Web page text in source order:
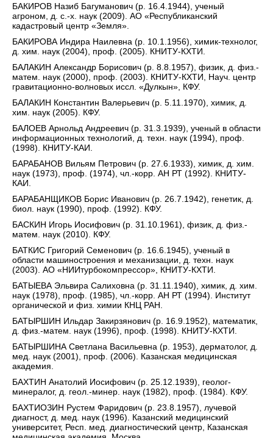
БАКИРОВ Назиб Багуманович (р. 16.4.1944), ученый
агроном, д. с.-х. наук (2009). АО «Республиканский
кадастровый центр «Земля».
БАКИРОВА Индира Наилевна (р. 10.1.1956), химик-технолог,
д. хим. наук (2004), проф. (2005). КНИТУ-КХТИ.
БАЛАКИН Александр Борисович (р. 8.8.1957), физик, д. физ.-
матем. наук (2000), проф. (2003). КНИТУ-КХТИ, Науч. центр
гравитационно-волновых иссл. «Дулкын», КФУ.
БАЛАКИН Константин Валерьевич (р. 5.11.1970), химик, д.
хим. наук (2005). КФУ.
БАЛОЕВ Арнольд Андреевич (р. 31.3.1939), ученый в области
информационных технологий, д. техн. наук (1994), проф.
(1998). КНИТУ-КАИ.
БАРАБАНОВ Вильям Петрович (р. 27.6.1933), химик, д. хим.
наук (1973), проф. (1974), чл.-корр. АН РТ (1992). КНИТУ-
КАИ.
БАРАБАНЩИКОВ Борис Иванович (р. 26.7.1942), генетик, д.
биол. наук (1990), проф. (1992). КФУ.
БАСКИН Игорь Иосифович (р. 31.10.1961), физик, д. физ.-
матем. наук (2010). КФУ.
БАТКИС Григорий Семенович (р. 16.6.1945), ученый в
области машиностроения и механизации, д. техн. наук
(2003). АО «НИИтурбокомпрессор», КНИТУ-КХТИ.
БАТЫЕВА Эльвира Салиховна (р. 31.11.1940), химик, д. хим.
наук (1978), проф. (1985), чл.-корр. АН РТ (1994). Институт
органической и физ. химии КНЦ РАН.
БАТЫРШИН Ильдар Закирзянович (р. 16.9.1952), математик,
д. физ.-матем. наук (1996), проф. (1998). КНИТУ-КХТИ.
БАТЫРШИНА Светлана Васильевна (р. 1953), дерматолог, д.
мед. наук (2001), проф. (2006). Казанская медицинская
академия.
БАХТИН Анатолий Иосифович (р. 25.12.1939), геолог-
минералог, д. геол.-минер. наук (1982), проф. (1984). КФУ.
БАХТИОЗИН Рустем Фаридович (р. 23.8.1957), лучевой
диагност, д. мед. наук (1996). Казанский медицинский
университет, Респ. мед. диагностический центр, Казанская